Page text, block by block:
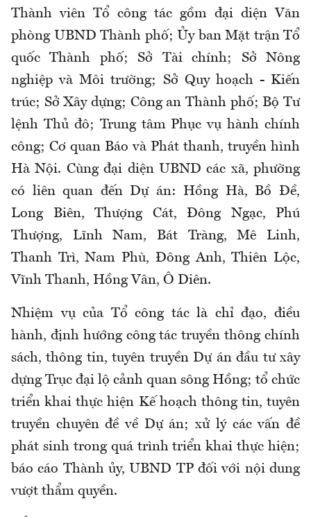
Thành viên Tổ công tác gồm đại diện Văn
phòng UBND Thành phố; Ủy ban Mặt trận Tổ
quốc Thành phố; Sở Tài chính; Sở Nông
nghiệp và Môi trường; Sở Quy hoạch - Kiến
trúc; Sở Xây dựng; Công an Thành phố; Bộ Tư
lệnh Thủ đô; Trung tâm Phục vụ hành chính
công; Cơ quan Báo và Phát thanh, truyền hình
Hà Nội. Cùng đại diện UBND các xã, phường
có liên quan đến Dự án: Hồng Hà, Bồ Đề,
Long Biên, Thượng Cát, Đông Ngạc, Phú
Thượng, Lĩnh Nam, Bát Tràng, Mê Linh,
Thanh Trì, Nam Phù, Đông Anh, Thiên Lộc,
Vĩnh Thanh, Hồng Vân, Ô Diên.
Nhiệm vụ của Tổ công tác là chỉ đạo, điều
hành, định hướng công tác truyền thông chính
sách, thông tin, tuyên truyền Dự án đầu tư xây
dựng Trục đại lộ cảnh quan sông Hồng; tổ chức
triển khai thực hiện Kế hoạch thông tin, tuyên
truyền chuyên đề về Dự án; xử lý các vấn đề
phát sinh trong quá trình triển khai thực hiện;
báo cáo Thành ủy, UBND TP đối với nội dung
vượt thẩm quyền.